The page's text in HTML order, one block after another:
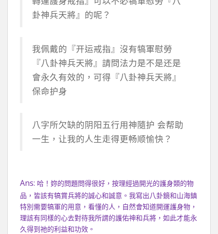
卦神兵天將』的呢？
我佩戴的『开运戒指』沒有犒軍慰勞
『八卦神兵天將』請問法力是不是还是
會永久有效的，可得『八卦神兵天將』
保命护身
八字所欠缺的阴阳五行用神隨护 会帮助
一生，让我的人生走得更畅顺愉快？
Ans: 哈！妳的問題問得很好，按理經過開光的護身類的物
品，皆該有犒賞兵將的誠心和誠意。我寫出八卦鏡和山海鎮
特別需要犒軍的用意，看懂的人，自然會知道開運護身物，
理該有同樣的心去對待我所謂的護佑神和兵將，如此才能永
久得到祂的利益和功效。